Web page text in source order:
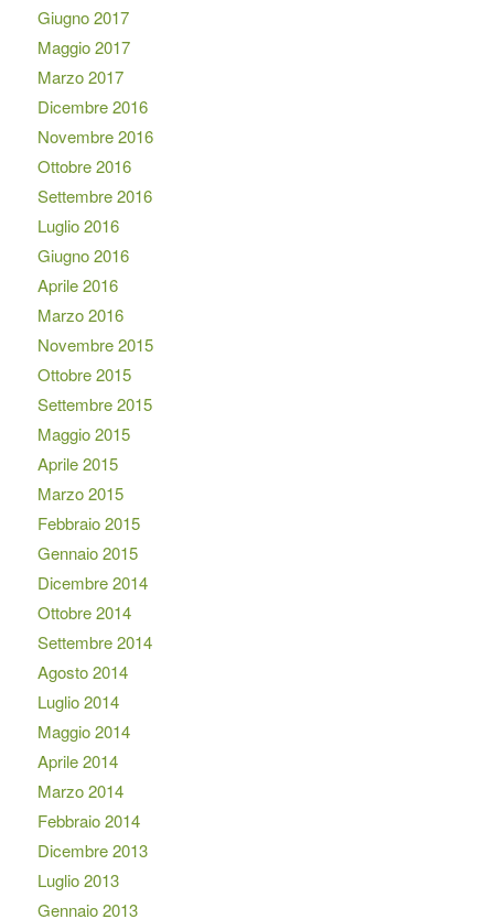
Giugno 2017
Maggio 2017
Marzo 2017
Dicembre 2016
Novembre 2016
Ottobre 2016
Settembre 2016
Luglio 2016
Giugno 2016
Aprile 2016
Marzo 2016
Novembre 2015
Ottobre 2015
Settembre 2015
Maggio 2015
Aprile 2015
Marzo 2015
Febbraio 2015
Gennaio 2015
Dicembre 2014
Ottobre 2014
Settembre 2014
Agosto 2014
Luglio 2014
Maggio 2014
Aprile 2014
Marzo 2014
Febbraio 2014
Dicembre 2013
Luglio 2013
Gennaio 2013